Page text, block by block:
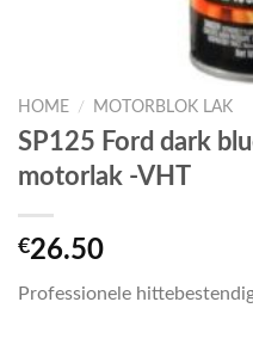
HOME / MOTORBLOK LAK
SP125 Ford dark
motorlak -VHT
€26.50
Professionele